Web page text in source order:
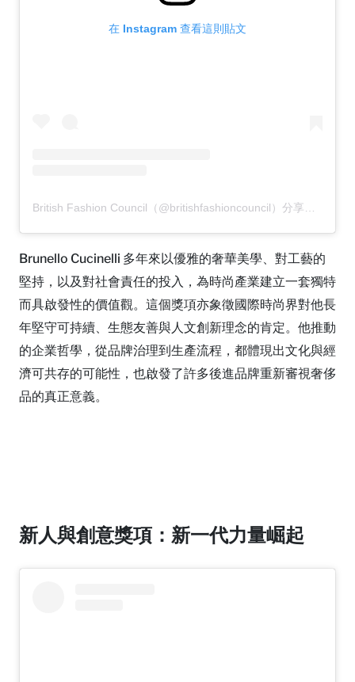
在 Instagram 查看這則貼文
British Fashion Council（@britishfashioncouncil）分享的貼文
Brunello Cucinelli 多年來以優雅的奢華美學、對工藝的
堅持，以及對社會責任的投入，為時尚產業建立一套獨特
而具啟發性的價值觀。這個獎項亦象徵國際時尚界對他長
年堅守可持續、生態友善與人文創新理念的肯定。他推動
的企業哲學，從品牌治理到生產流程，都體現出文化與經
濟可共存的可能性，也啟發了許多後進品牌重新審視奢侈
品的真正意義。
新人與創意獎項：新一代力量崛起